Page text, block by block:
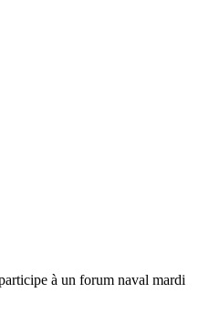
à un forum naval mardi